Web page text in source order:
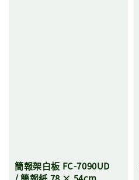
簡報架白板 FC-7090UD